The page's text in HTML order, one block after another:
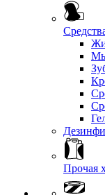
Прочая